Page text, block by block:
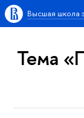
Высшая школа
Тема